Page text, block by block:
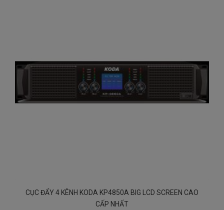
CỤC ĐẨY 4 KÊNH KODA KP4850A BIG LCD SCREEN CAO
CẤP NHẤT